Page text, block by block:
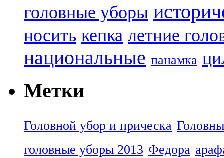
головные уборы
носить кепка летние
национальные панамка
Метки
Головной убор и прическа
головные уборы 2013 Федора